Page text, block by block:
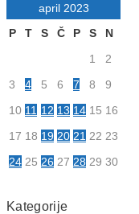
april 2023
P
T S Č P S
N
1
2
3
4 5 6 7 8
9
10 11 12 13 14 15 16
17 18 19 20 21 22 23
24 25 26 27 28 29 30
Kategorije